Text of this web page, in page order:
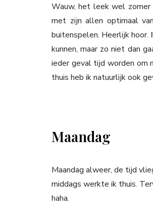
Wauw, het leek wel
met zijn allen optimaal
buitenspelen. Heerlijk hoor.
kunnen, maar zo niet dan
ieder geval tijd worden om
thuis heb ik natuurlijk ook
Maandag
Maandag alweer, de tijd
middags werkte ik thuis.
haha.